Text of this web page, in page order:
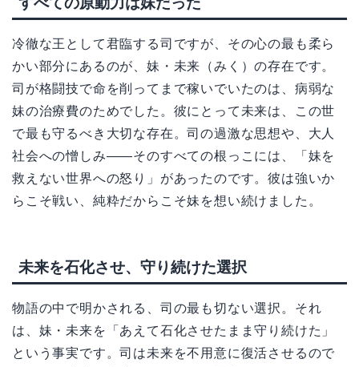
冷徹な王として君臨する司ですが、その心の最も柔ら
かい部分にあるのが、妹・未来（みく）の存在です。
司が格闘技で命を削ってまで稼いでいたのは、病弱な
妹の治療費のためでした。彼にとって未来は、この世
で最も守るべき大切な存在。司の過激な思想や、大人
社会への憎しみ——そのすべての根っこには、「妹を
救えない世界への怒り」があったのです。彼は強いか
らこそ戦い、純粋だからこそ妹を想い続けました。
未来を石化させ、守り続けた選択
物語の中で明かされる、司の最も切ない選択。それ
は、妹・未来を「あえて石化させたまま守り続けた」
という事実です。司は未来を不用意に復活させるので